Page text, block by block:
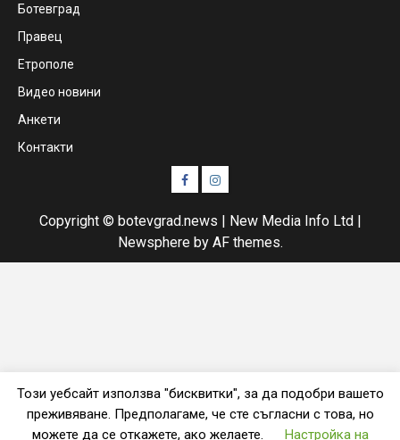
Ботевград
Правец
Етрополе
Видео новини
Анкети
Контакти
FacebookInstagram
Copyright © botevgrad.news | New Media Info Ltd |
Newsphereby AF themes.
Този уебсайт използва "бисквитки", за да подобри вашето
преживяване. Предполагаме, че сте съгласни с това, но
можете да се откажете, ако желаете.
Настройка на